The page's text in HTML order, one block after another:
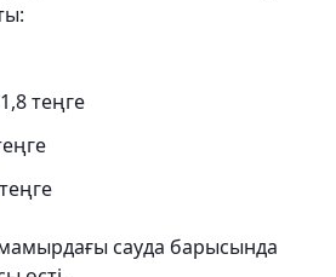
теңге
сауда барысында